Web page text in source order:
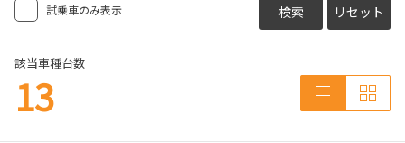
試乗車のみ表示 検索 リセット
該当車種台数
13